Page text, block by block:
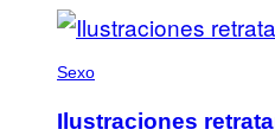
Sexo
Ilustraciones